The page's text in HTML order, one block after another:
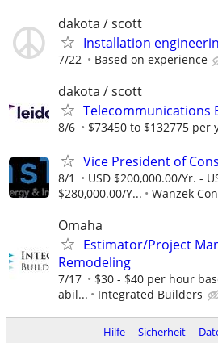
dakota / scott
Installation
7/22 Based on experience
dakota / scott
Telecommunications
8/6 $73450 to $132775 per
Vice President of
8/1
USD $200,000.00/Yr. -
$280,000.00/Y...
Wanzek
Omaha
Estimator/Project
Remodeling
7/17
$30 - $40 per hour
abil...
Integrated Builders
Hilfe Sicherheit